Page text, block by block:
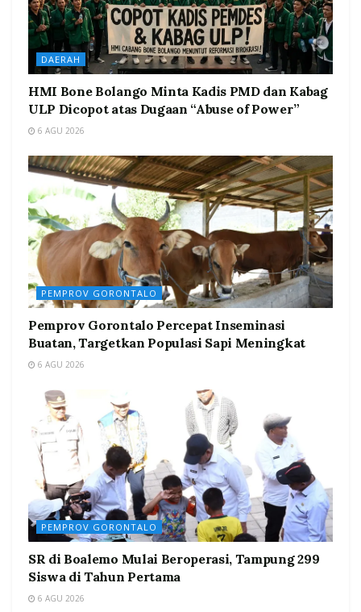
DAERAH
HMI Bone Bolango Minta Kadis PMD dan Kabag
ULP Dicopot atas Dugaan “Abuse of Power”
6 AGU 2026
PEMPROV GORONTALO
Pemprov Gorontalo Percepat Inseminasi
Buatan, Targetkan Populasi Sapi Meningkat
6 AGU 2026
PEMPROV GORONTALO
SR di Boalemo Mulai Beroperasi, Tampung 299
Siswa di Tahun Pertama
6 AGU 2026